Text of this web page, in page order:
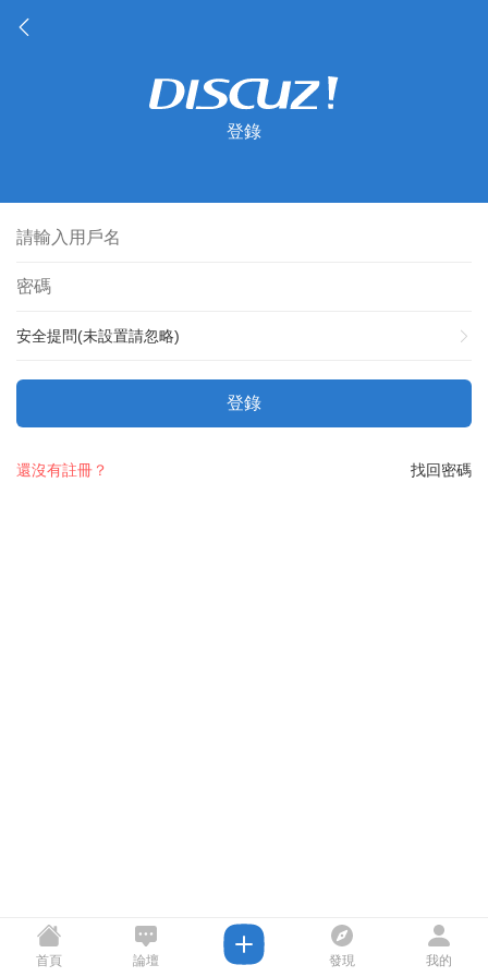
登錄
安全提問(未設置請忽略)
登錄
找回密碼
還沒有註冊？
首頁 論壇 發現 我的